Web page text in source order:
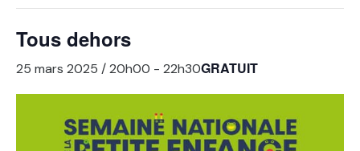
Tous dehors
25 mars 2025 / 20h00 - 22h30GRATUIT